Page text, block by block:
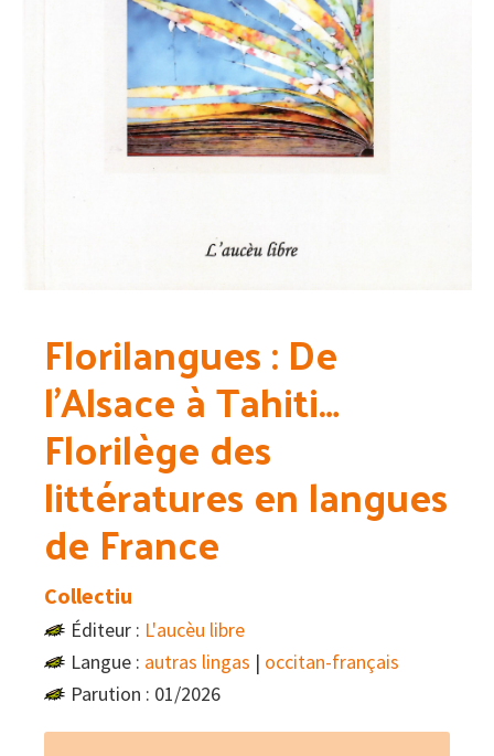
Florilangues : De
l’Alsace à Tahiti…
Florilège des
littératures en langues
de France
Collectiu
Éditeur : L'aucèu libre
Langue : autras lingas | occitan-français
Parution : 01/2026